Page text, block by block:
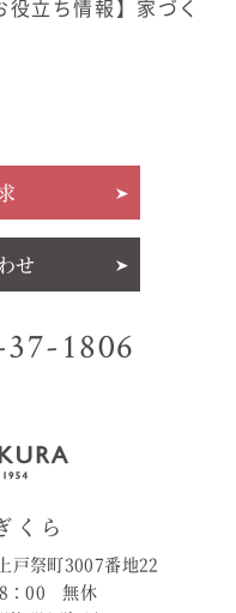
役立ち情報】家づく
1806
せ
くら
戸祭町3007番地22
：00 無休